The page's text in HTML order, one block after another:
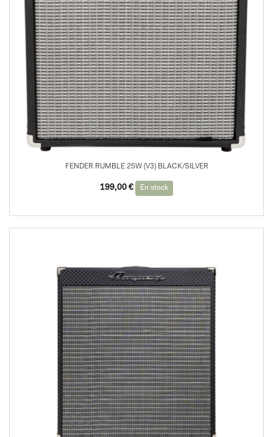
FENDER RUMBLE 25W (V3) BLACK/SILVER
199,00 € En stock